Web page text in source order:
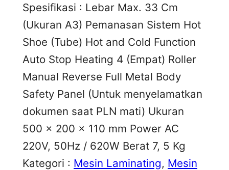
Spesifikasi : Lebar Max. 33 Cm
(Ukuran A3) Pemanasan Sistem Hot
Shoe (Tube) Hot and Cold Function
Auto Stop Heating 4 (Empat) Roller
Manual Reverse Full Metal Body
Safety Panel (Untuk menyelamatkan
dokumen saat PLN mati) Ukuran
500 x 200 x 110 mm Power AC
220V, 50Hz / 620W Berat 7, 5 Kg
Kategori : Mesin Laminating, Mesin